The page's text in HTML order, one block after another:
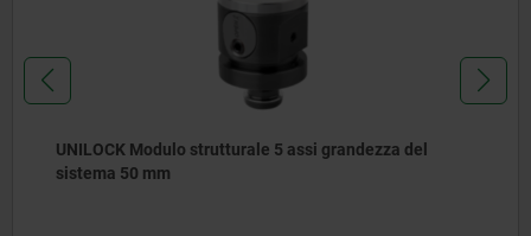
UNILOCK Modulo base 5 assi grandezza del sistema 50
mm